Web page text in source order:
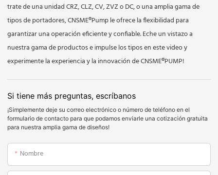
trate de una unidad CRZ, CLZ, CV, ZVZ o DC, o una amplia gama de
tipos de portadores, CNSME®Pump le ofrece la flexibilidad para
garantizar una operación eficiente y confiable. Eche un vistazo a
nuestra gama de productos e impulse los tipos en este video y
experimente la experiencia y la innovación de CNSME®PUMP!
Si tiene más preguntas, escríbanos
¡Simplemente deje su correo electrónico o número de teléfono en el
formulario de contacto para que podamos enviarle una cotización gratuita
para nuestra amplia gama de diseños!
Nombre